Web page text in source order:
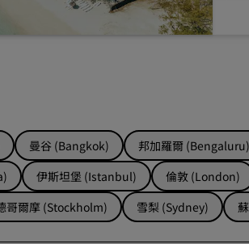
曼谷 (Bangkok) 邦加羅爾 (Bengaluru)
伊斯坦堡 (Istanbul) 倫敦 (London)
哥爾摩 (Stockholm) 雪梨 (Sydney)